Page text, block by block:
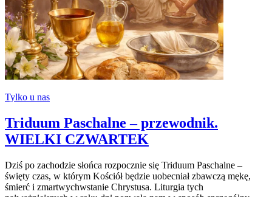
Tylko u nas
Triduum Paschalne – przewodnik.
WIELKI CZWARTEK
Dziś po zachodzie słońca rozpocznie się Triduum Paschalne –
święty czas, w którym Kościół będzie uobecniał zbawczą mękę,
śmierć i zmartwychwstanie Chrystusa. Liturgia tych